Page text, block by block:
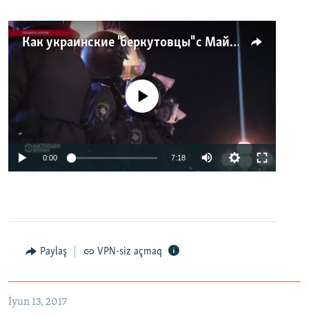
Как украинские "беркутовцы" с Майдана стали ОМОНом с Тверской
No media source currently available
0:00 7:18
Paylaş VPN-siz açmaq
İyun 13, 2017